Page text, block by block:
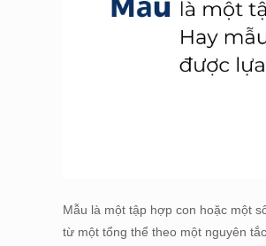
Mẫu là một tập hợp con hoặc một
từ một tổng thể theo một nguyên